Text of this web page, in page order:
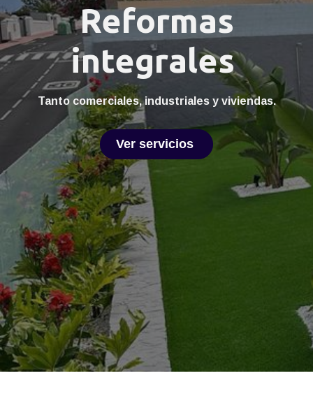
Reformas
integrales
Tanto comerciales, industriales y viviendas.
Ver servicios